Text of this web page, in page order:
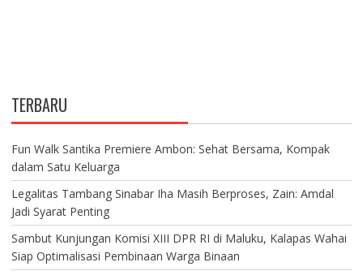
TERBARU
Fun Walk Santika Premiere Ambon: Sehat Bersama, Kompak
dalam Satu Keluarga
Legalitas Tambang Sinabar Iha Masih Berproses, Zain: Amdal
Jadi Syarat Penting
Sambut Kunjungan Komisi XIII DPR RI di Maluku, Kalapas Wahai
Siap Optimalisasi Pembinaan Warga Binaan